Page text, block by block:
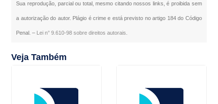
Sua reprodução, parcial ou total, mesmo citando nossos links, é proibida sem
a autorização do autor. Plágio é crime e está previsto no artigo 184 do Código
Penal. – Lei n° 9.610-98 sobre direitos autorais
Veja Também